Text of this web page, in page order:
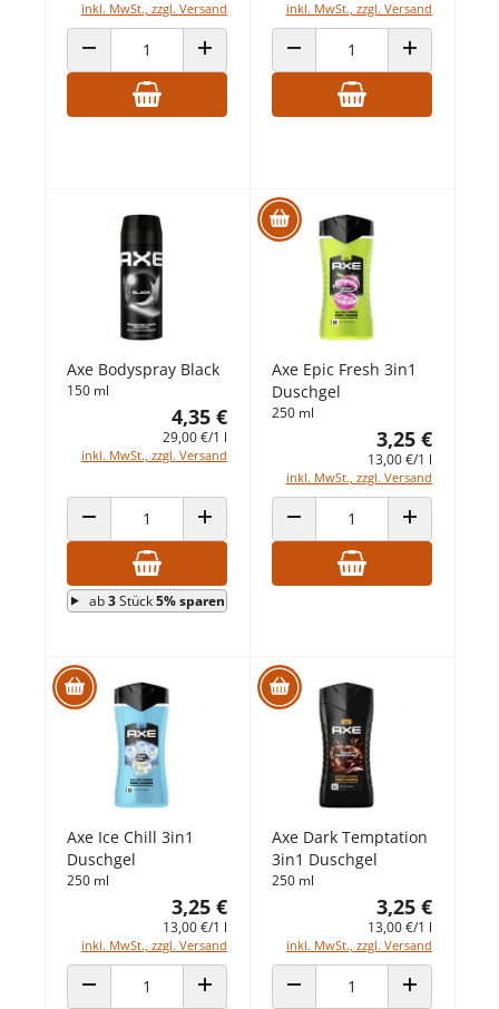
inkl. MwSt., zzgl. Versand
ANZAHL VERRINGERNANZAHL ERHÖHEN
inkl. MwSt., zzgl. Versand
ANZAHL VERRINGERNANZAHL
Axe Bodyspray Black
150 ml
4,35 €
29,00 €/1 l
inkl. MwSt., zzgl. Versand
ANZAHL VERRINGERNANZAHL ERHÖHEN
ab3Stück5% sparen
Axe Epic Fresh 3in1
Duschgel
250 ml
3,25 €
13,00 €/1 l
inkl. MwSt., zzgl. Versand
ANZAHL VERRINGERNANZAHL
Axe Ice Chill 3in1
Duschgel
250 ml
3,25 €
13,00 €/1 l
inkl. MwSt., zzgl. Versand
Axe Dark Temptation
3in1 Duschgel
250 ml
3,25 €
13,00 €/1 l
inkl. MwSt., zzgl. Versand